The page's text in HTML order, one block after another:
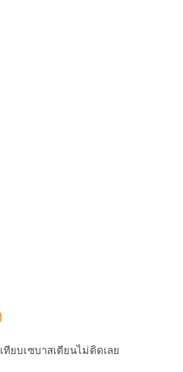
ยบเซบาสเตียนไม่ติดเลย